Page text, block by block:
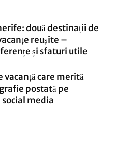
două destinații de
reușite –
și sfaturi utile
vacanță care merită
postată pe
media